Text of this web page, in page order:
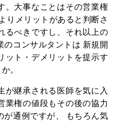
。大事なことはその営業権
りメリットがあると判断さ
るべきですし、それ以上の
のコンサルタントは 新規開
ット・デメリットを提示す
。
が継承される医師を気に入
業権の値段もその後の協力
が通例ですが、 もちろん気